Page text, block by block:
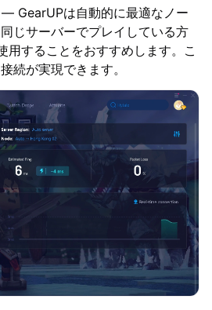
GearUPは自動的に最適なノー
じサーバーでプレイしている方
用することをおすすめします。こ
続が実現できます。